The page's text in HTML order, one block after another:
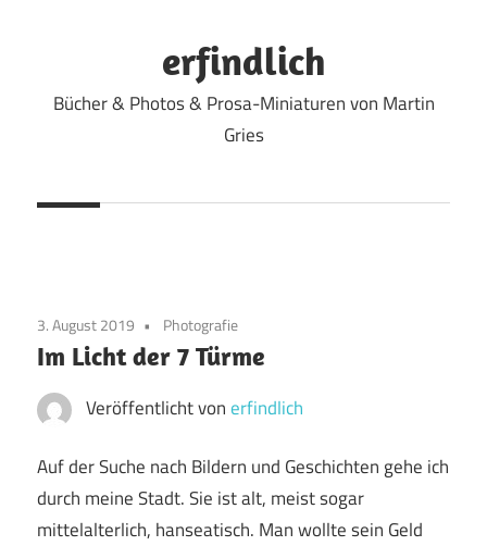
erfindlich
Bücher & Photos & Prosa-Miniaturen von Martin
Gries
3. August 2019 Photografie
Im Licht der 7 Türme
Veröffentlicht vonerfindlich
Auf der Suche nach Bildern und Geschichten gehe ich
durch meine Stadt. Sie ist alt, meist sogar
mittelalterlich, hanseatisch. Man wollte sein Geld